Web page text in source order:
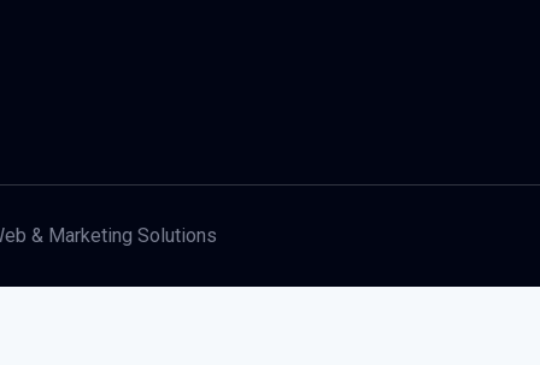
& Marketing Solutions